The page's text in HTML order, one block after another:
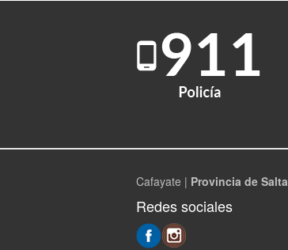
Cafayate | Provincia de Salta
Redes sociales